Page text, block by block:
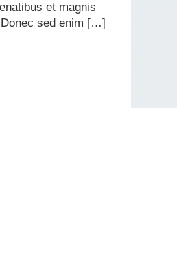
et magnis
sed enim […]